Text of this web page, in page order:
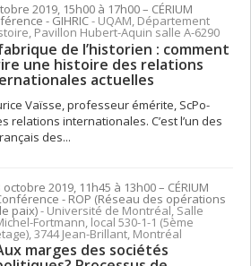
2019, 15h00 à 17h00– CÉRIUM
- GIHRIC- UQAM, Département
Pavillon Hubert-Aquin salle A-6290
de l’historien : comment
une histoire des relations
actuelles
Vaïsse, professeur émérite, ScPo-
relations internationales. C’est l’un des
des...
octobre 2019, 11h45 à 13h00– CÉRIUM
- ROP (Réseau des opérations
paix)- Université de Montréal, Salle
Fortmann, local 530-1-1 (5ème
3744 Jean-Brillant, Montréal
marges des sociétés